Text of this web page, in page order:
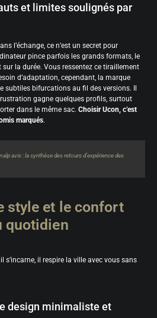
et limites soulignés par
l’échange, ce n’est un secret pour
pince parfois les grands formats, le
la durée. Vous ressentez ce tiraillement
d’adaptation, cependant, la marque
subtiles bifurcations au fil des versions. Il
gagne quelques profils, surtout
dans le même sac. Choisir Ucon, c’est
marqués.
avis : la synthèse des retours d’expérience des
style et le confort
quotidien
s’incarne, il respire la ville avec vous sans
design minimaliste et